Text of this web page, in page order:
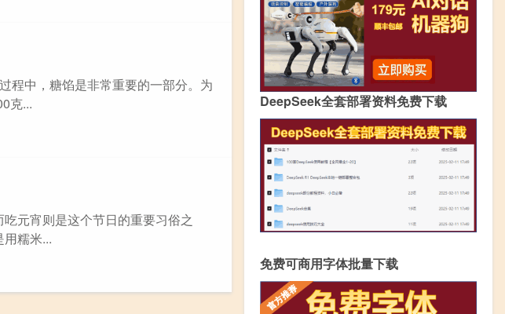
程中，糖馅是非常重要的一部分。为
克...
元宵则是这个节日的重要习俗之
糯米...
DeepSeek全套部署资料免费下载
免费可商用字体批量下载